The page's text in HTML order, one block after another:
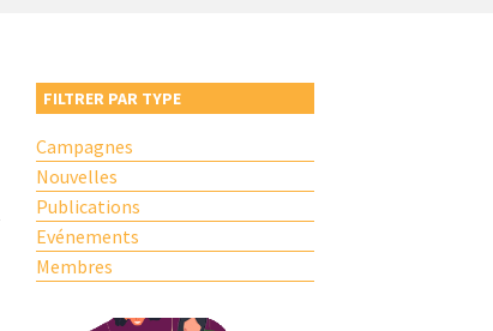
FILTRER PAR TYPE
Campagnes
Nouvelles
Publications
Evénements
Membres